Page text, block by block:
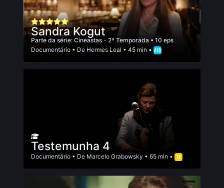
Sandra Kogut
Parte da série: Cineastas - 2ª Temporada • 10 eps
Documentário • De Hermes Leal • 45 min •
Testemunha 4
Documentário • De Marcelo Grabowsky • 65 min •